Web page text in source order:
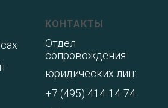
КОНТАКТЫ
Отдел
сопровождения
юридических лиц:
+7 (495) 414-14-74